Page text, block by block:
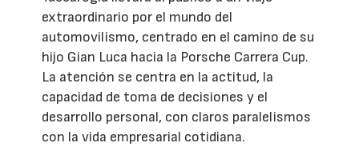
extraordinario por el mundo del
automovilismo, centrado en el camino de su
hijo Gian Luca hacia la Porsche Carrera Cup.
La atención se centra en la actitud, la
capacidad de toma de decisiones y el
desarrollo personal, con claros paralelismos
con la vida empresarial cotidiana.